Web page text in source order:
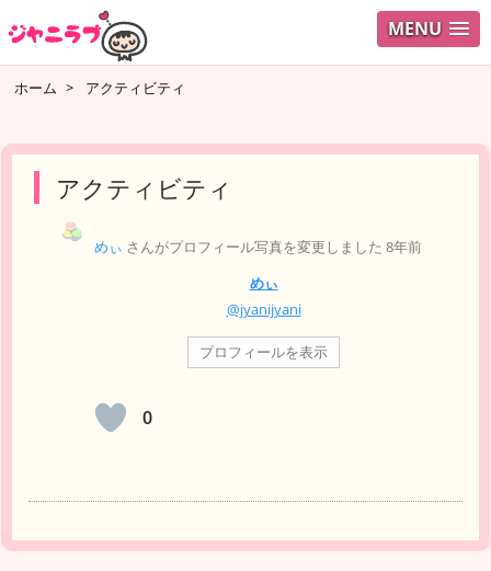
MENU ログイ
ホーム > アクティビティ
アクティビティ
めぃ さんがプロフィール写真を変更しました 8年前
めぃ
@jyanijyani
プロフィールを表示
0